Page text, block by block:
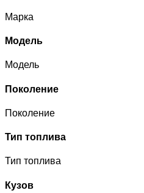
Марка
Модель
Модель
Поколение
Поколение
Тип топлива
Тип топлива
Кузов